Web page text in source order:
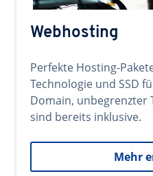
Webhosting
Perfekte Hosting-
Technologie und SSD
Domain, unbegrenzter
sind bereits inklusive.
Mehr